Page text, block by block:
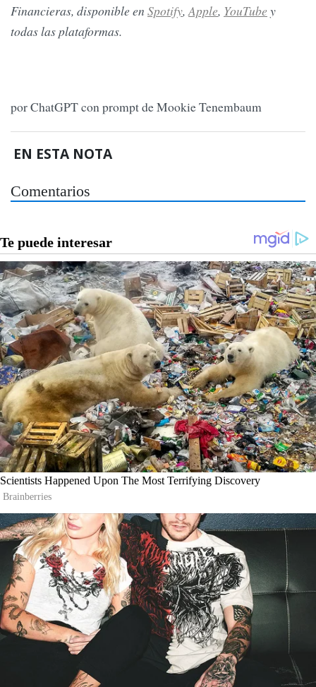
Financieras, disponible en Spotify,Apple, YouTube y
todas las plataformas.
por ChatGPT con prompt de Mookie Tenembaum
EN ESTA NOTA
Comentarios